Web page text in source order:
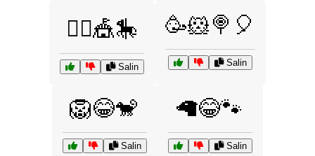
🤹‍♀️🎪🎠
Salin
🥳🐹🍭🎈
Salin
🦁😂🐒
Salin
🦙😂🐾
Salin